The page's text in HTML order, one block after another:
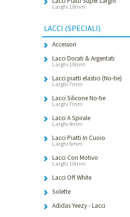
Larghi 18mm
LACCI (SPECIALI)
Accessori
Lacci Dorati & Argentati
Larghi 10mm
Lacci piatti elastici (No-tie)
Larghi 7mm
Lacci Silicone No-tie
Larghi 7mm
Lacci A Spirale
Larghi 4mm
Lacci Piatti In Cuoio
Larghi 6mm
Lacci Con Motivo
Larghi 10mm
Lacci Off White
Solette
Adidas Yeezy - Lacci